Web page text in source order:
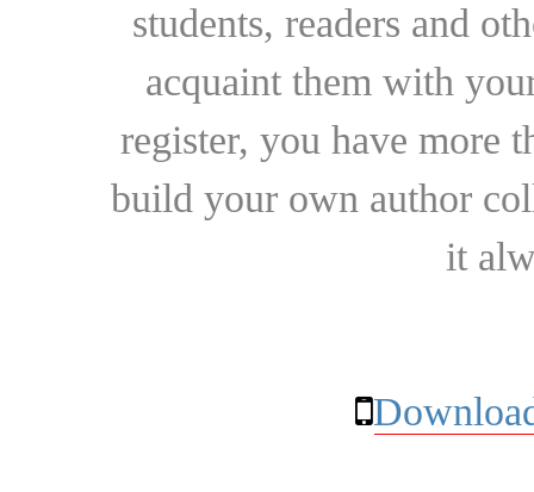
students, readers and
acquaint them with
register, you have more
build your own author
it